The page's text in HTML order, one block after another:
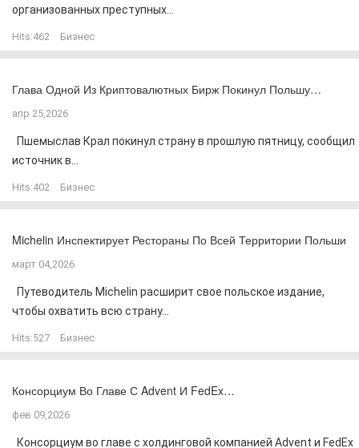
организованных преступных...
Hits:462 Бизнес
Глава Одной Из Криптовалютных Бирж Покинул Польшу…
апр 25,2026
Пшемыслав Крал покинул страну в прошлую пятницу, сообщил
источник в...
Hits:402 Бизнес
Michelin Инспектирует Рестораны По Всей Территории Польши
март 04,2026
Путеводитель Michelin расширит свое польское издание,
чтобы охватить всю страну...
Hits:527 Бизнес
Консорциум Во Главе С Advent И FedEx…
фев 09,2026
Консорциум во главе с холдинговой компанией Advent и FedEx